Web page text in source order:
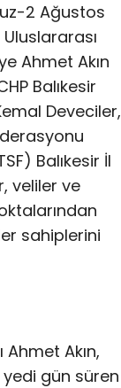
2 Ağustos
Ahmet Akın
Balıkesir
Deveciler,
Balıkesir İl
veliler ve
sahiplerini
Akın,
yedi gün süren